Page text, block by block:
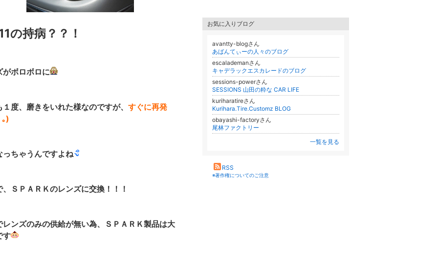
の持病？？！
がボロボロに
１度、磨きをいれた様なのですが、 すぐに再発
)
っちゃうんですよね
、ＳＰＡＲＫのレンズに交換！！！
レンズのみの供給が無い為、ＳＰＡＲＫ製品は大
す
お気に入りブログ
avantty-blogさん
あばんてぃーの人々のブログ
escalademanさん
キャデラックエスカレードのブログ
sessions-powerさん
SESSIONS 山田の粋な CAR LIFE
kuriharatireさん
Kurihara.Tire.Customz BLOG
obayashi-factoryさん
尾林ファクトリー
一覧を見る
RSS
※著作権についてのご注意